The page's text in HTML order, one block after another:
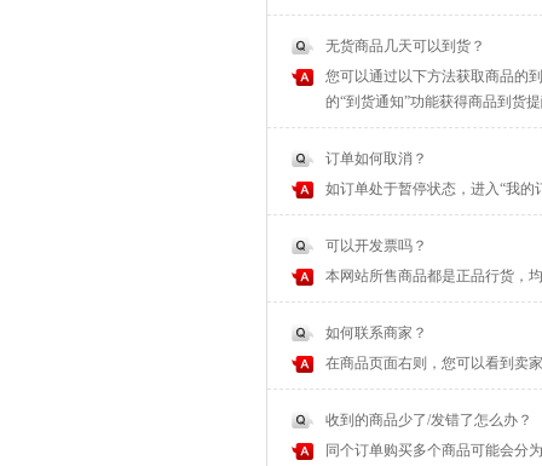
无货商品几天可以到货？
您可以通过以下方法获取商品的
的“到货通知”功能获得商品到货
订单如何取消？
如订单处于暂停状态，进入“我
可以开发票吗？
本网站所售商品都是正品行货，
如何联系商家？
在商品页面右则，您可以看到卖
收到的商品少了/发错了怎么办？
同个订单购买多个商品可能会分